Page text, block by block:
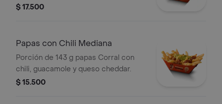
cheddar + bebida
$ 17.500
Papas con Chili Mediana
Porción de 143 g papas Corral con
chili, guacamole y queso cheddar.
$ 15.500